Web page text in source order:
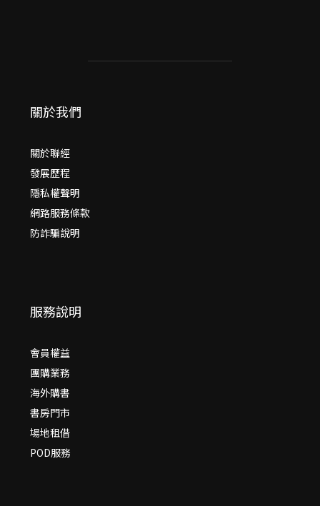
關於我們
關於聯經
發展歷程
隱私權聲明
網路服務條款
防詐騙說明
服務說明
會員權益
團購業務
海外購書
書房門市
場地租借
POD服務